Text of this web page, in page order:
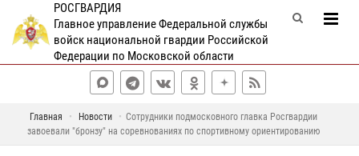
РОСГВАРДИЯ
Главное управление Федеральной службы
войск национальной гвардии Российской
Федерации по Московской области
Главная Новости
Сотрудники подмосковного главка Росгвардии
завоевали "бронзу" на соревнованиях по спортивному ориентированию